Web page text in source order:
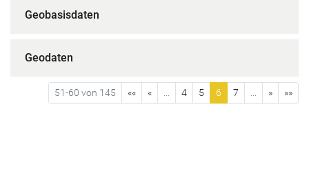
Geobasisdaten
Geodaten
51-60 von 145 «« « 4 5 6 7 » »»